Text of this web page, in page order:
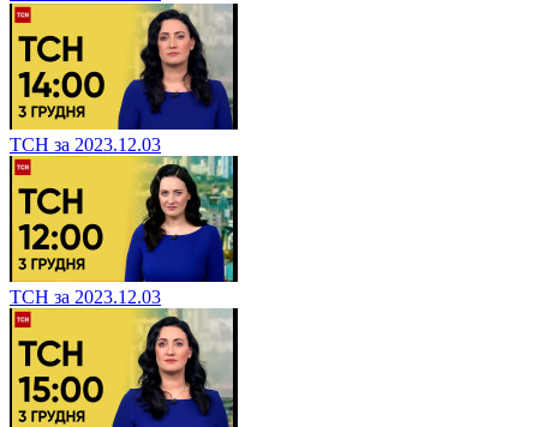
ТСН за 2023.12.03
ТСН за 2023.12.03